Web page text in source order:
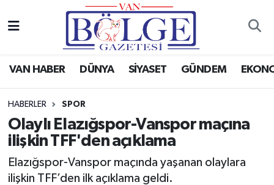
VAN HABER DÜNYA SİYASET GÜNDEM
HABERLER SPOR
Olaylı Elazığspor-Vanspor maçına
ilişkin TFF'den açıklama
Elazığspor-Vanspor maçında yaşanan olaylara
ilişkin TFF’den ilk açıklama geldi.
Van Haber
Gündem
Spor
Ekonomi
Hava Durumu
Puan Durumu ve Fikstür
Tüm Manşetler
Son Dakika Haberleri